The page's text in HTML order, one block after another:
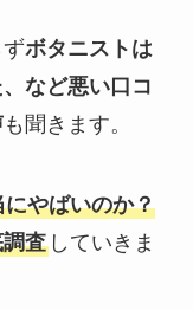
ボタニストは
など悪い口コ
も聞きます。
やばいのか？
査していきま